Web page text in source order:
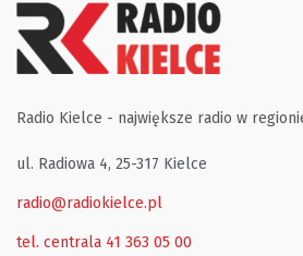
Radio Kielce - największe radio w
ul. Radiowa 4, 25-317 Kielce
radio@radiokielce.pl
tel. centrala 41 363 05 00